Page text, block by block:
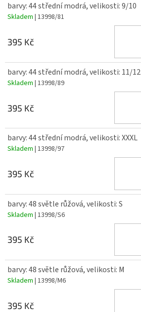
barvy: 44 střední modrá, velikosti: 9/10
Skladem | 13998/81
395 Kč
barvy: 44 střední modrá, velikosti: 11/12
Skladem | 13998/89
395 Kč
barvy: 44 střední modrá, velikosti: XXXL
Skladem | 13998/97
395 Kč
barvy: 48 světle růžová, velikosti: S
Skladem | 13998/S6
395 Kč
barvy: 48 světle růžová, velikosti: M
Skladem | 13998/M6
395 Kč